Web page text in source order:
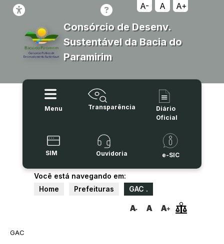
A- A A+
Consórcio de Desenv.
Sustentável da Bacia do
Paramirim
Menu Transparência
Diário
Oficial
SIM Ouvidoria e-SIC
Você está navegando em:
Home
Prefeituras GAC .
GAC